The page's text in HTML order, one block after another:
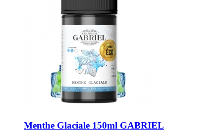
Menthe Glaciale 150ml GABRIEL